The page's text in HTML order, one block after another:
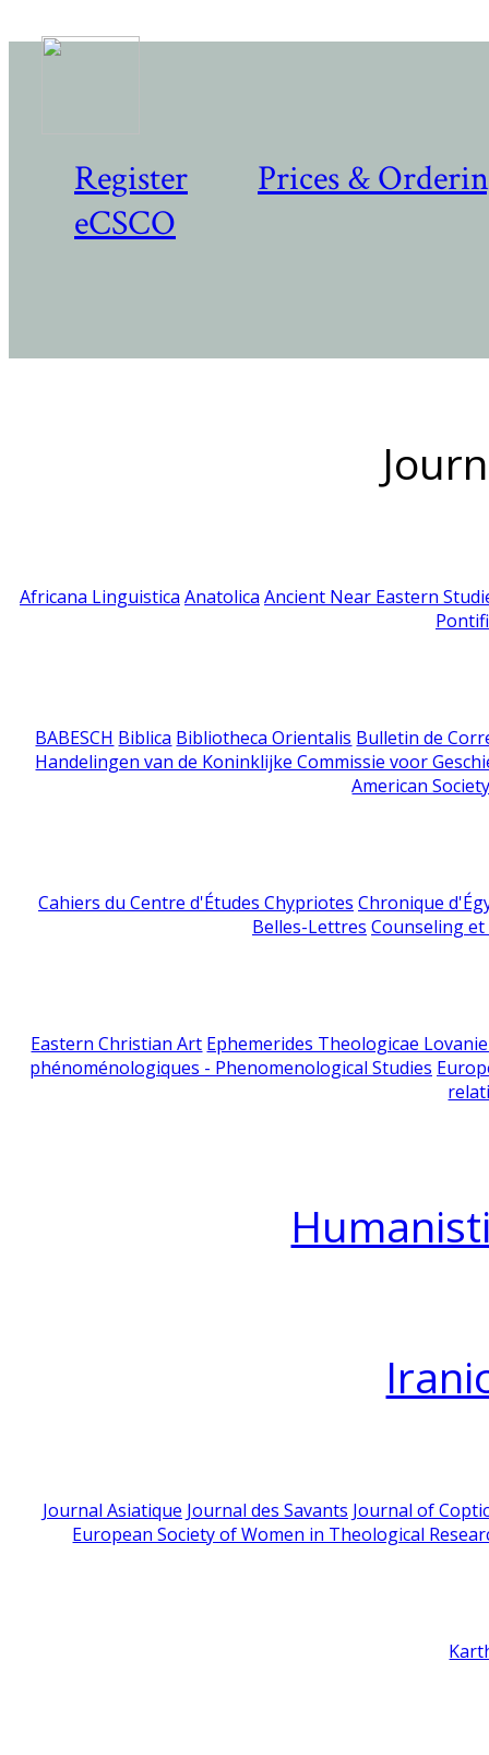
Register
Prices &
eCSCO
Africana Linguistica Anatolica Ancient Near Eastern
BABESCH Biblica Bibliotheca Orientalis Bulletin de
Handelingen van de Koninklijke Commissie voor
American
Cahiers du Centre d'Études Chypriotes Chronique
Belles-Lettres Counseling
Eastern Christian Art Ephemerides Theologicae
phénoménologiques - Phenomenological Studies
Journal Asiatique Journal des Savants Journal of
European Society of Women in Theological